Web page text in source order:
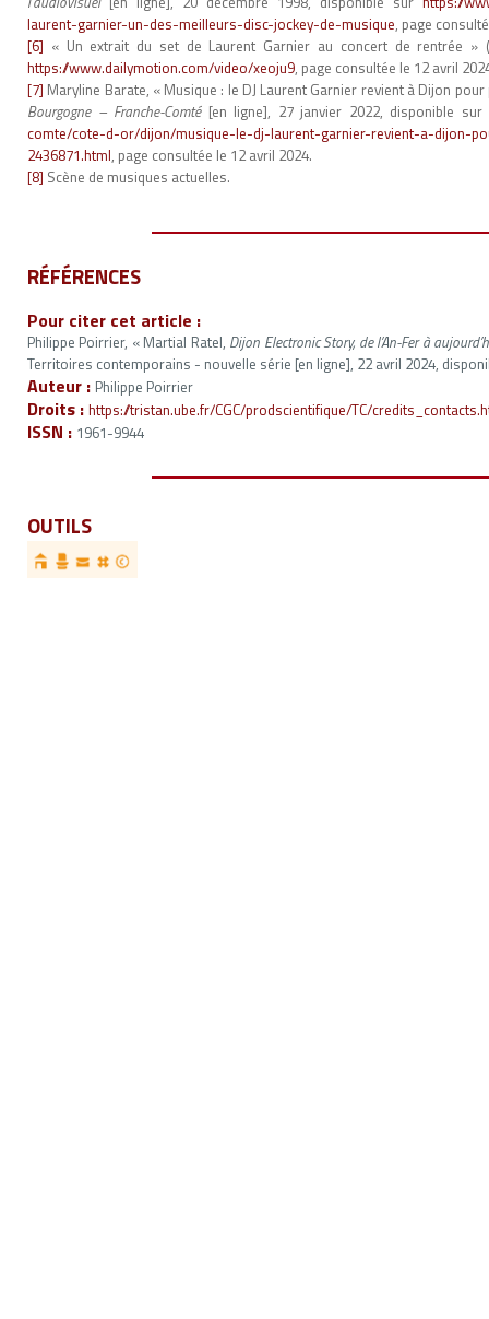
laurent-garnier-un-des-meilleurs-disc-jockey-de-musique, page
[6] « Un extrait du set de Laurent Garnier au concert de rentrée »
https://www.dailymotion.com/video/xeoju9, page consultée le 12 avril
[7] Maryline Barate, « Musique : le DJ Laurent Garnier revient à Dijon
Bourgogne – Franche-Comté[en ligne], 27 janvier 2022, disponible sur
comte/cote-d-or/dijon/musique-le-dj-laurent-garnier-revient-a-dijon-
2436871.html, page consultée le 12 avril 2024.
[8] Scène de musiques actuelles.
RÉFÉRENCES
Pour citer cet article :
Philippe Poirrier, « Martial Ratel, Dijon Electronic Story, de l’An-Fer à
Territoires contemporains - nouvelle série [en ligne], 22 avril 2024,
Auteur : Philippe Poirrier
Droits : https://tristan.ube.fr/CGC/prodscientifique/TC/
ISSN : 1961-9944
OUTILS